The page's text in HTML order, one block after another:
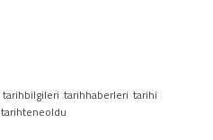
tarihbilgileri tarihhaberleri tarihi
tarihteneoldu